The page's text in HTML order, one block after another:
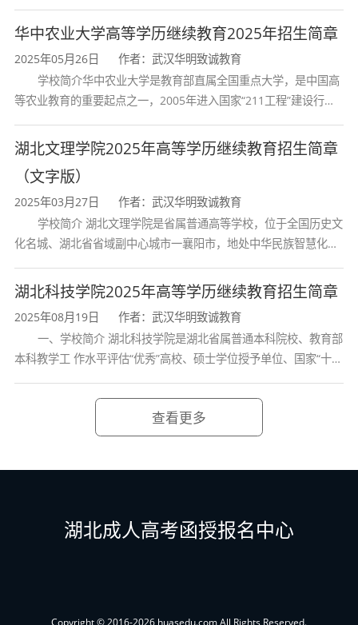
面知识与技能，能胜任道路与交通工程及其相关
领域的规划、设计、施工、管理等工作，具有较
强的工程实践能力和创新精神的高素质应用型人
才。
具体而言，毕业生在毕业五年左右应达到以下
目标：
职业素养目标：具有良好的人文社会科学素
养、社会责任感，能够在工程实践过程中遵守行
工程问题解决能力：能够综合运用数学、自然
科学和专业知识，对道路与交通工程等相关领域
复杂工程问题进行分析和研究，并提供系统性的
解决方案，富有创新精神；
工程设计与项目管理能力：具有多学科知识、
方法、现代工具的综合运用能力，能胜任道路与
交通工程等相关领域的规划、设计、施工、管理
团队协作与沟通能力 ：拥有团队精神，具备有
用领域的项目团队；
育和最早开办中医研究
华中农业大学高等学历继续教育2025年招生简章
2025年05月26日
作者：武汉华明致诚教育
学校简介华中农业大学是教育部直属全国重点大学，是中国高
等农业教育的重要起点之一，2005年进入国家“211工程”建设行
首轮“双一流”成效
湖北文理学院2025年高等学历继续教育招生简章
（文字版）
2025年03月27日
作者：武汉华明致诚教育
学校简介 湖北文理学院是省属普通高等学校，位于全国历史文
化名城、湖北省省域副中心城市一襄阳市，地处中华民族智慧化身
学校、全国普通
湖北科技学院2025年高等学历继续教育招生简章
2025年08月19日
作者：武汉华明致诚教育
一、学校简介 湖北科技学院是湖北省属普通本科院校、教育部
本科教学工 作水平评估“优秀”高校、硕士学位授予单位、国家“十三
查看更多
湖北成人高考函授报名中心
Copyright © 2016-2026 huasedu.com All Rights Reserved.